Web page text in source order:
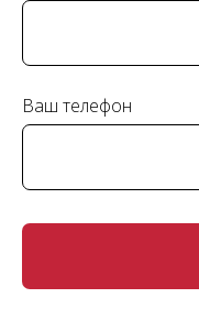
Ваш телефон